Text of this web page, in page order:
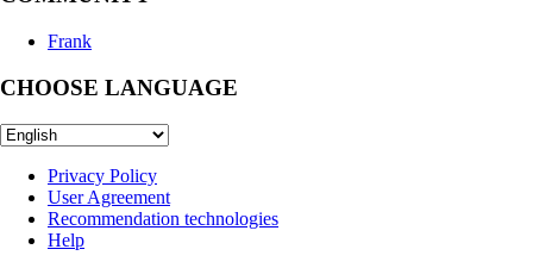
Frank
CHOOSE LANGUAGE
Privacy Policy
User Agreement
Recommendation technologies
Help